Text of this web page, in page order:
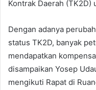
Kontrak Daerah (TK2D)
Dengan adanya
status TK2D, banyak
mendapatkan
disampaikan Yosep
mengikuti Rapat di